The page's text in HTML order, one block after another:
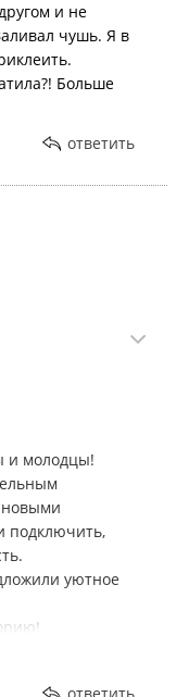
и не
чушь. Я в
Больше
ответить
и молодцы!
новыми
подключить,
уютное
чтоб